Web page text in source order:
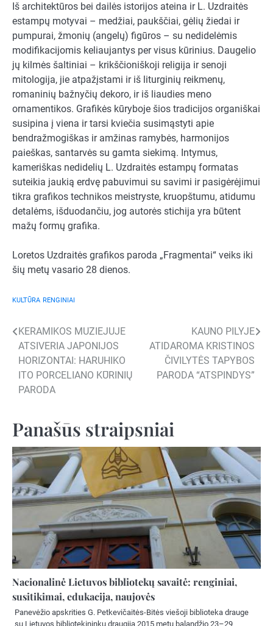
Iš architektūros bei dailės istorijos ateina ir L. Uzdraitės
estampų motyvai – medžiai, paukščiai, gėlių žiedai ir
pumpurai, žmonių (angelų) figūros – su nedidelėmis
modifikacijomis keliaujantys per visus kūrinius. Daugelio
jų kilmės šaltiniai – krikščioniškoji religija ir senoji
mitologija, jie atpažįstami ir iš liturginių reikmenų,
romaninių bažnyčių dekoro, ir iš liaudies meno
ornamentikos. Grafikės kūryboje šios tradicijos organiškai
susipina į viena ir tarsi kviečia susimąstyti apie
bendražmogiškas ir amžinas ramybės, harmonijos
paieškas, santarvės su gamta siekimą. Intymus,
kameriškas nedidelių L. Uzdraitės estampų formatas
suteikia jaukią erdvę pabuvimui su savimi ir pasigėrėjimui
tikra grafikos technikos meistryste, kruopštumu, atidumu
detalėms, išduodančiu, jog autorės stichija yra būtent
mažų formų grafika.
Loretos Uzdraitės grafikos paroda „Fragmentai“ veiks iki
šių metų vasario 28 dienos.
KULTŪRA RENGINIAI
Navigacija
tarp
įrašų
KERAMIKOS MUZIEJUJE
ATSIVERIA JAPONIJOS
HORIZONTAI: HARUHIKO
ITO PORCELIANO KŪRINIŲ
PARODA
KAUNO PILYJE
ATIDAROMA KRISTINOS
ČIVILYTĖS TAPYBOS
PARODA “ATSPINDYS”
Panašūs straipsniai
Nacionalinė Lietuvos bibliotekų savaitė: renginiai,
susitikimai, edukacija, naujovės
Panevėžio apskrities G. Petkevičaitės-Bitės viešoji biblioteka drauge
su Lietuvos bibliotekininkų draugija 2015 metų balandžio 23–29